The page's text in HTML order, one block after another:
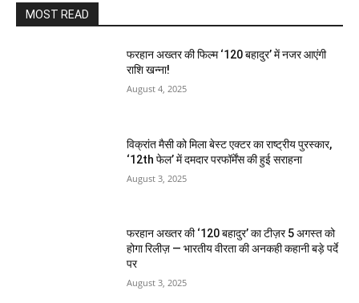
MOST READ
फरहान अख्तर की फिल्म ‘120 बहादुर’ में नजर आएंगी
राशि खन्ना!
August 4, 2025
विक्रांत मैसी को मिला बेस्ट एक्टर का राष्ट्रीय पुरस्कार,
‘12th फेल’ में दमदार परफॉर्मेंस की हुई सराहना
August 3, 2025
फरहान अख्तर की ‘120 बहादुर’ का टीज़र 5 अगस्त को
होगा रिलीज़ — भारतीय वीरता की अनकही कहानी बड़े पर्दे
पर
August 3, 2025